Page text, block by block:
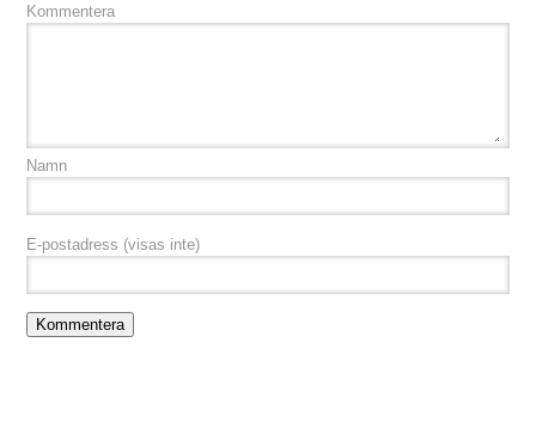
Kommentera
Namn
E-postadress (visas inte)